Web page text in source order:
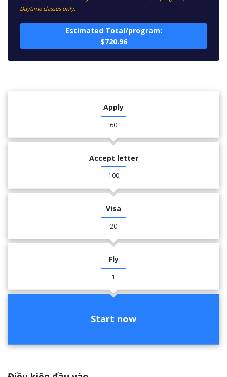
Daytime classes only.
Estimated Total/program:
$720.96
Apply
60
Accept letter
100
Visa
20
Fly
1
Start now